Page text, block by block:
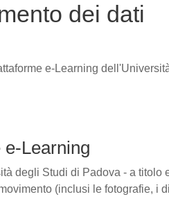
dei dati
e-Learning
Learning
degli Studi di Padova - a
(inclusi le fotografie,